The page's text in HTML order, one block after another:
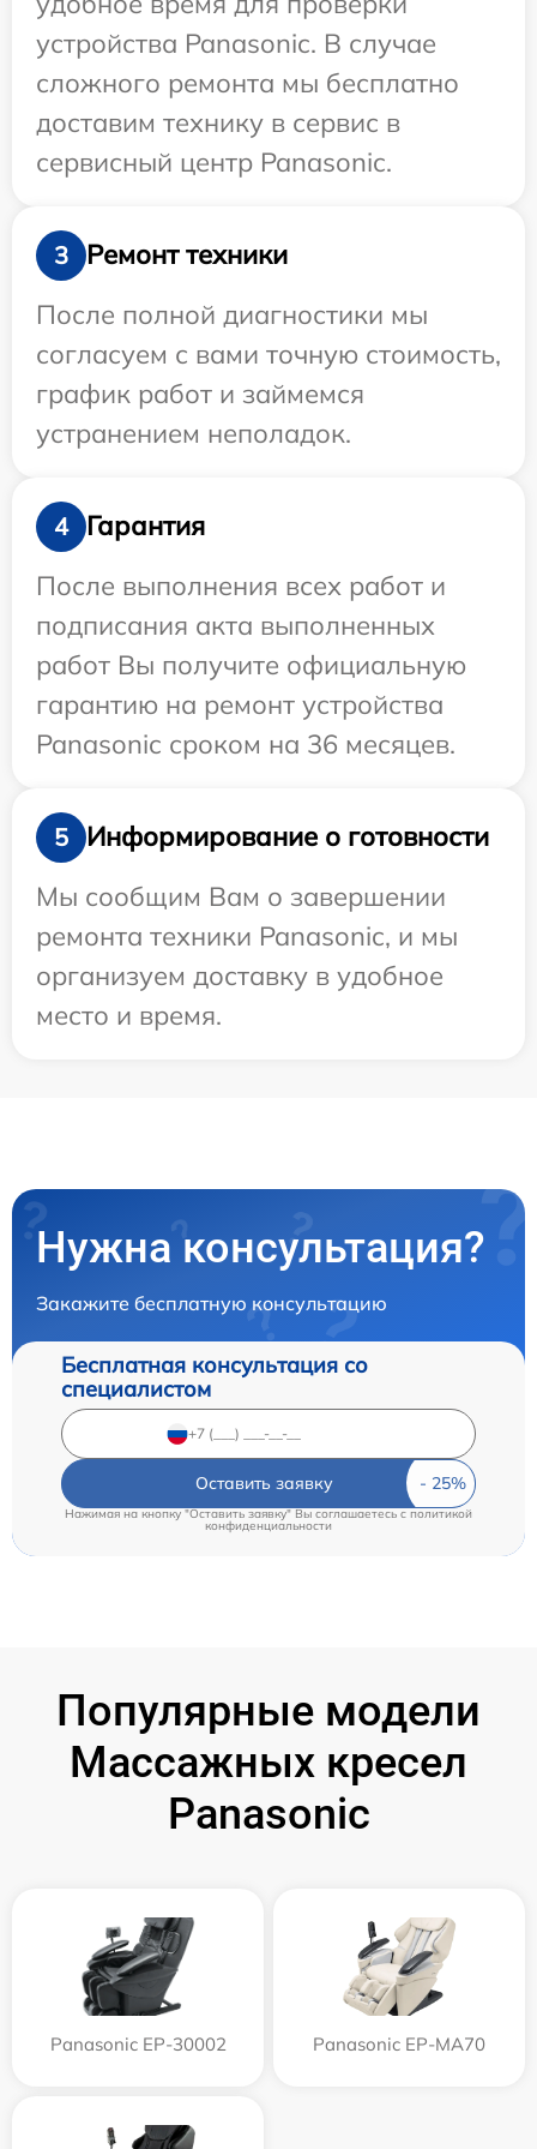
устройства Panasonic. В случае
сложного ремонта мы бесплатно
доставим технику в сервис в
сервисный центр Panasonic.
3
Ремонт техники
После полной диагностики мы
согласуем с вами точную стоимость,
график работ и займемся
устранением неполадок.
4
Гарантия
После выполнения всех работ и
подписания акта выполненных
работ Вы получите официальную
гарантию на ремонт устройства
Panasonic сроком на 36 месяцев.
5
Информирование о готовности
Мы сообщим Вам о завершении
ремонта техники Panasonic, и мы
организуем доставку в удобное
место и время.
Нужна консультация?
Закажите бесплатную консультацию
Бесплатная консультация со
специалистом
Оставить заявку
Нажимая на кнопку "Оставить заявку" Вы соглашаетесь cполитикой
конфиденциальности
Популярные модели
Массажных кресел
Panasonic
Panasonic EP-30002 Panasonic EP-MA70